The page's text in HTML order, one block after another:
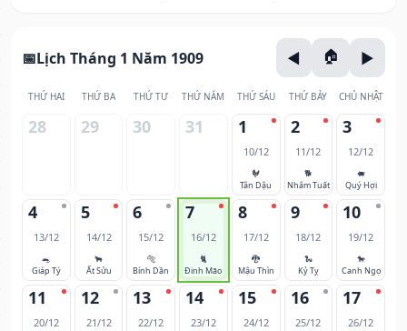
Lịch Tháng 1 Năm 1909
THỨ HAI THỨ BA THỨ TƯ THỨ NĂM THỨ SÁU THỨ BẢY CHỦ NHẬT
28 29 30 31 1
10/12
🐓
Tân Dậu
2
11/12
🐕
Nhâm Tuất
3
12/12
🐖
Quý Hợi
4
13/12
🐀
Giáp Tý
5
14/12
🐂
Ất Sửu
6
15/12
🐅
Bính Dần
7
16/12
🐈
Đinh Mão
8
17/12
🐉
Mậu Thìn
9
18/12
🐍
Kỷ Tỵ
10
19/12
🐎
Canh Ngọ
11
20/12
12
21/12
13
22/12
14
23/12
15
24/12
16
25/12
17
26/12